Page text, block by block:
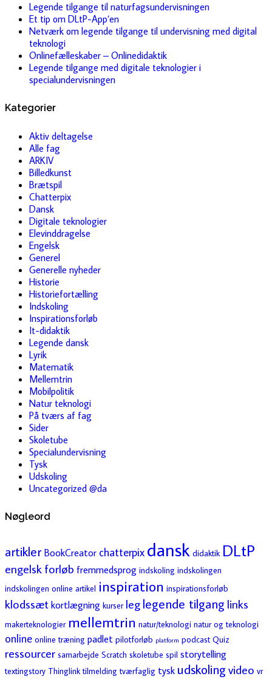
Legende tilgange til naturfagsundervisningen
Et tip om DLtP-App’en
Netværk om legende tilgange til undervisning med digital
teknologi
Onlinefælleskaber – Onlinedidaktik
Legende tilgange med digitale teknologier i
specialundervisningen
Kategorier
Aktiv deltagelse
Alle fag
ARKIV
Billedkunst
Brætspil
Chatterpix
Dansk
Digitale teknologier
Elevinddragelse
Engelsk
Generel
Generelle nyheder
Historie
Historiefortælling
Indskoling
Inspirationsforløb
It-didaktik
Legende dansk
Lyrik
Matematik
Mellemtrin
Mobilpolitik
Natur teknologi
På tværs af fag
Sider
Skoletube
Specialundervisning
Tysk
Udskoling
Uncategorized @da
Nøgleord
artikler BookCreator chatterpix dansk didaktik DLtP
engelsk forløb fremmedsprog indskoling indskolingen
indskolingen online artikel inspiration inspirationsforløb
klodssætkortlægning kurser leg legende tilgang links
makerteknologier mellemtrin natur/teknologi natur og teknologi
online online træning padlet pilotforløb platform podcast Quiz
ressourcer samarbejde Scratch skoletube spil storytelling
textingstory Thinglink tilmelding tværfaglig tysk udskoling video vr